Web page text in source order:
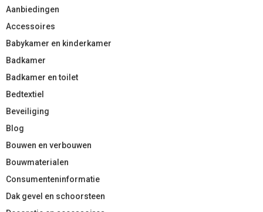
Aanbiedingen
Accessoires
Babykamer en kinderkamer
Badkamer
Badkamer en toilet
Bedtextiel
Beveiliging
Blog
Bouwen en verbouwen
Bouwmaterialen
Consumenteninformatie
Dak gevel en schoorsteen